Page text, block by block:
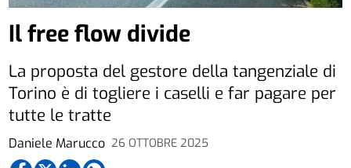
Daniele Marucco 26 OTTOBRE 2025
Il free flow divide
La proposta del gestore della tangenziale di
Torino è di togliere i caselli e far pagare per
tutte le tratte